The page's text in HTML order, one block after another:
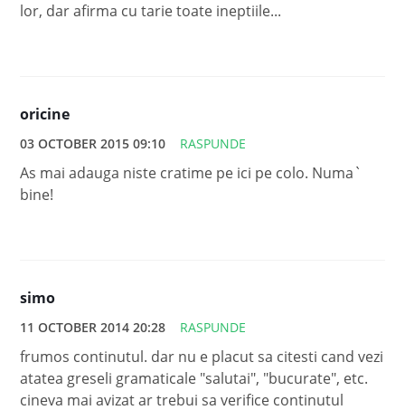
lor, dar afirma cu tarie toate ineptiile...
oricine
03 OCTOBER 2015 09:10 RASPUNDE
As mai adauga niste cratime pe ici pe colo. Numa`
bine!
simo
11 OCTOBER 2014 20:28 RASPUNDE
frumos continutul. dar nu e placut sa citesti cand vezi
atatea greseli gramaticale "salutai", "bucurate", etc.
cineva mai avizat ar trebui sa verifice continutul